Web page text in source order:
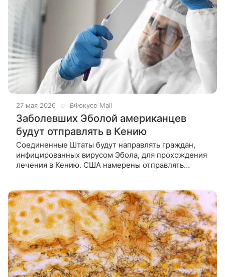
27 мая 2026 ВФокусе Mail
Заболевших Эболой американцев
будут отправлять в Кению
Соединенные Штаты будут направлять граждан,
инфицированных вирусом Эбола, для прохождения
лечения в Кению. США намерены отправлять